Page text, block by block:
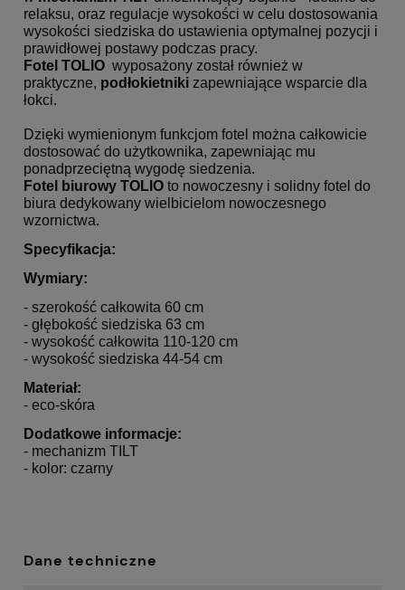
relaksu, oraz regulacje wysokości w celu dostosowania
wysokości siedziska do ustawienia optymalnej pozycji i
prawidłowej postawy podczas pracy.
Fotel TOLIO wyposażony został również w
praktyczne, podłokietniki zapewniające wsparcie dla
łokci.
Dzięki wymienionym funkcjom fotel można całkowicie
dostosować do użytkownika, zapewniając mu
ponadprzeciętną wygodę siedzenia.
Fotel biurowy TOLIO to nowoczesny i solidny fotel do
biura dedykowany wielbicielom nowoczesnego
wzornictwa.
Specyfikacja:
Wymiary:
- szerokość całkowita 60 cm
- głębokość siedziska 63 cm
- wysokość całkowita 110-120 cm
- wysokość siedziska 44-54 cm
Materiał:
- eco-skóra
Dodatkowe informacje:
- mechanizm TILT
- kolor: czarny
Dane techniczne